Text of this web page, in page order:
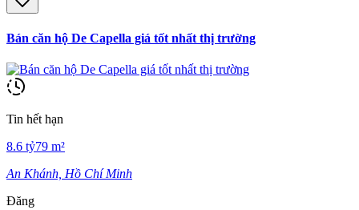
Bán căn hộ De Capella giá tốt nhất thị trường
Tin hết hạn
8.6 tỷ79 m²
An Khánh, Hồ Chí Minh
Đăng